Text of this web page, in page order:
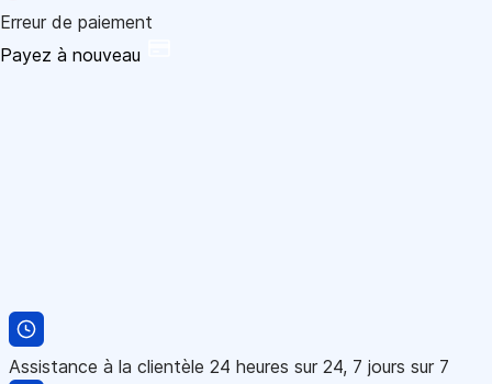
Erreur de paiement
Payez à nouveau
Assistance à la clientèle 24 heures sur 24, 7 jours sur 7